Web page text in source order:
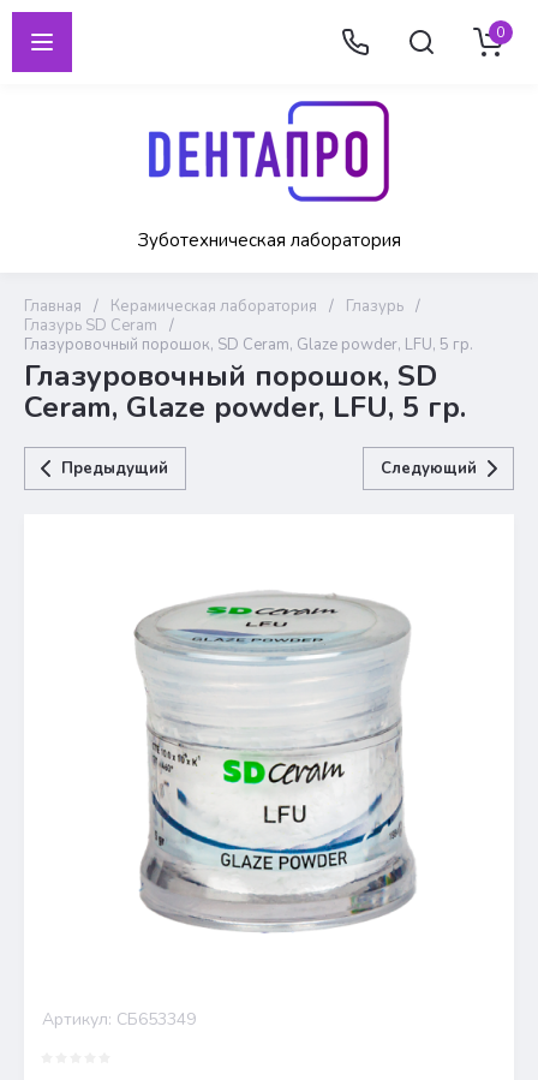
Зуботехническая лаборатория
0
Главная / Керамическая лаборатория / Глазурь /
Глазурь SD Ceram
/
Глазуровочный порошок, SD Ceram, Glaze powder, LFU, 5 гр.
Глазуровочный порошок, SD
Ceram, Glaze powder, LFU, 5 гр.
Предыдущий Следующий
Артикул: СБ653349